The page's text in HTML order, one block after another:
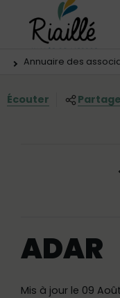
Panneau de gestion
Menu principal
Contenus
Vous êtes ici:
Annuaire des
Écouter
ADAR
Mis à jour le 09